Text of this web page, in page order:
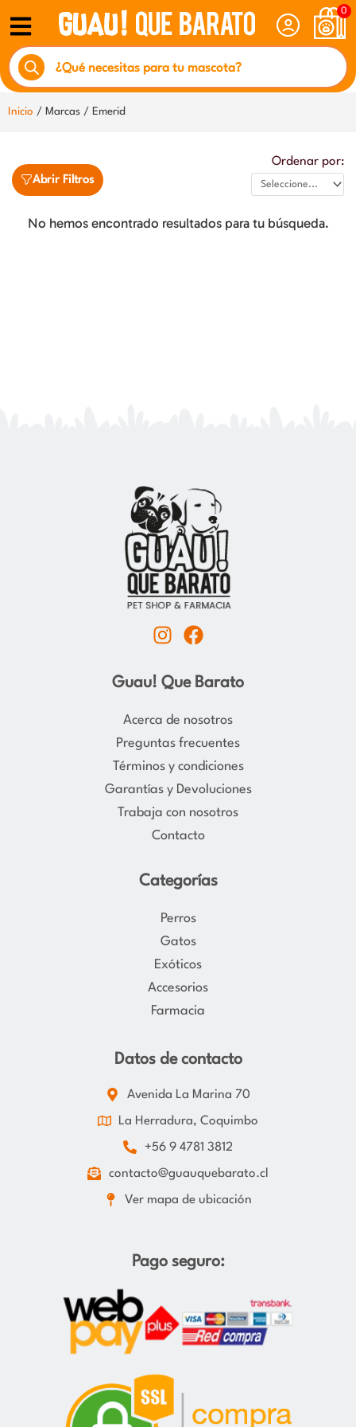
contenido
0
Búsqueda
de
productos
Inicio / Marcas / Emerid
Abrir Filtros
Ordenar por:
No hemos encontrado resultados para tu búsqueda.
I
s
t
a
r
a
m
F
c
e
b
o
k
Guau! Que Barato
Acerca de nosotros
Preguntas frecuentes
Términos y condiciones
Garantías y Devoluciones
Trabaja con nosotros
Contacto
Categorías
Perros
Gatos
Exóticos
Accesorios
Farmacia
Datos de contacto
Avenida La Marina 70
La Herradura, Coquimbo
+56 9 4781 3812
contacto@guauquebarato.cl
Ver mapa de ubicación
Pago seguro: